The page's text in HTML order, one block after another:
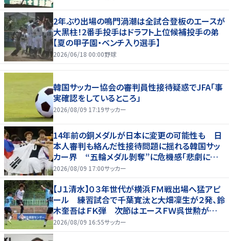
2年ぶり出場の鳴門渦潮は全試合登板のエースが
大黒柱！2番手投手はドラフト上位候補投手の弟
【夏の甲子園・ベンチ入り選手】
2026/06/18 00:00野球
韓国サッカー協会の審判員性接待疑惑でJFA「事
実確認をしているところ」
2026/08/09 17:19サッカー
14年前の銅メダルが日本に変更の可能性も 日
本人審判も絡んだ性接待問題に揺れる韓国サッ
カー界 “五輪メダル剝奪”に危機感「悲劇に見
舞われる」
2026/08/09 17:00サッカー
【Ｊ１清水】０３年世代が横浜ＦＭ戦出場へ猛アピ
ール 練習試合で千葉寛汰と大畑凜生が２発、鈴
木奎吾はＦＫ弾 次節はエースＦＷ呉世勲が出
場停止
2026/08/09 16:55サッカー